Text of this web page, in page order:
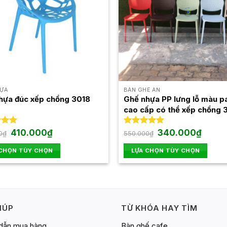
đúc xếp chồng 3018
5.00
₫ Giá
gốc
là:
750.000₫.
410.000₫Giá
hiện
tại
là:
410.000₫.
TÙY CHỌN
BÀN GHẾ ĂN
Ghế nhựa PP lưng lỗ màu
cao cấp có thể xếp chồng
Được xếp
5.00
5 sao
550.000₫ Giá
gốc
là:
550.000₫.
340.000₫Giá
hiện
tại
là:
LỰA CHỌN TÙY CHỌN
Sản
nhiều
biến
TỪ KHÓA HAY TÌM